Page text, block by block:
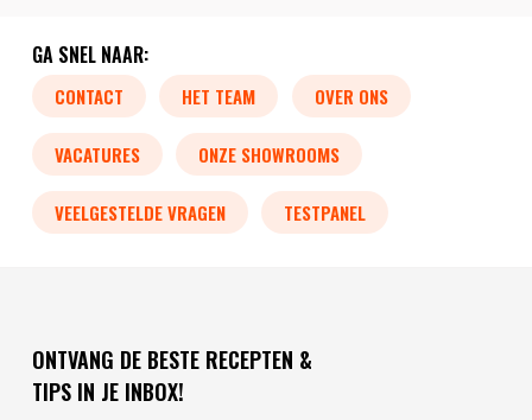
GA SNEL NAAR:
CONTACT HET TEAM OVER ONS
VACATURES ONZE SHOWROOMS
VEELGESTELDE VRAGEN TESTPANEL
ONTVANG DE BESTE RECEPTEN &
TIPS IN JE INBOX!